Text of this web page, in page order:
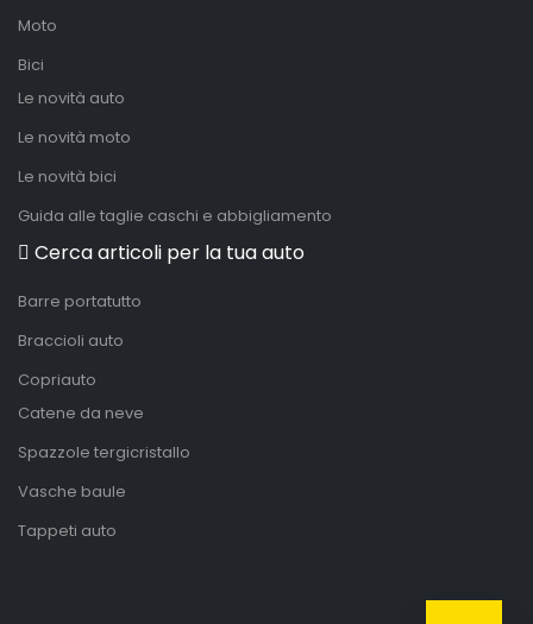
Moto
Bici
Le novità auto
Le novità moto
Le novità bici
Guida alle taglie caschi e abbigliamento
Cerca articoli per la tua auto
Barre portatutto
Braccioli auto
Copriauto
Catene da neve
Spazzole tergicristallo
Vasche baule
Tappeti auto